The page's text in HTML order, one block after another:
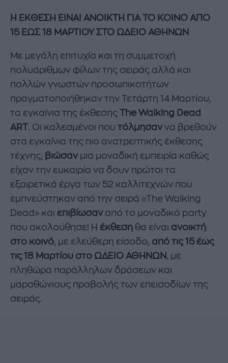
Η ΕΚΘΕΣΗ ΕΙΝΑΙ ΑΝΟΙΚΤΗ ΓΙΑ ΤΟ ΚΟΙΝΟ ΑΠΟ
15 ΕΩΣ 18 ΜΑΡΤΙΟΥ ΣΤΟ ΩΔΕΙΟ ΑΘΗΝΩΝ
Με μεγάλη επιτυχία και τη συμμετοχή
πολυάριθμων φίλων της σειράς αλλά και
πολλών γνωστών προσωπικοτήτων
πραγματοποιήθηκαν την Τετάρτη 14 Μαρτίου,
τα εγκαίνια της έκθεσης The Walking Dead
ART. Οι καλεσμένοι που τόλμησαννα βρεθούν
στα εγκαίνια της πιο ανατρεπτικής έκθεσης
τέχνης, βιώσανμια μοναδική εμπειρία καθώς
είχαν την ευκαιρία να δουν πρώτοι τα
εξαιρετικά έργα των 52 καλλιτεχνών που
εμπνεύστηκαν από την σειρά «The Walking
Dead» και επιβίωσαναπό το μοναδικό party
που ακολούθησε! Η έκθεση θα είναι ανοικτή
στο κοινό, με ελεύθερη είσοδο, από τις 15 έως
τις 18 Μαρτίου στο ΩΔΕΙΟ ΑΘΗΝΩΝ, με
πληθώρα παράλληλων δράσεων και
μαραθώνιους προβολής των επεισοδίων της
σειράς.